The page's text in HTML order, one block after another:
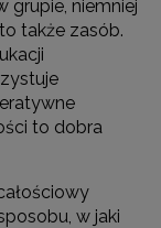
grupie, niemniej
także zasób.
to dobra
w jaki